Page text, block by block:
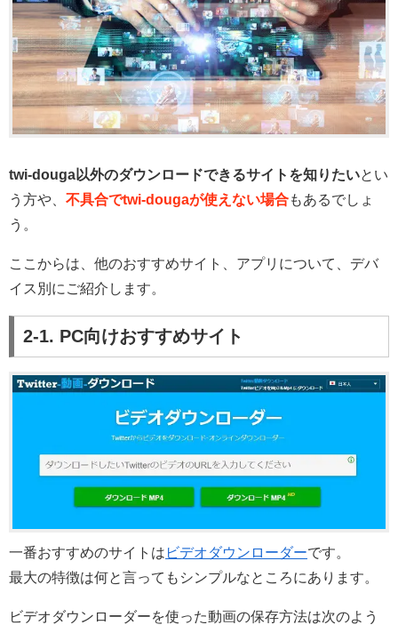
twi-douga以外のダウンロードできるサイトを知りたいとい
う方や、 不具合でtwi-dougaが使えない場合もあるでしょ
う。
ここからは、他のおすすめサイト、アプリについて、デバ
イス別にご紹介します。
2-1. PC向けおすすめサイト
一番おすすめのサイトは ビデオダウンローダーです。
最大の特徴は何と言ってもシンプルなところにあります。
ビデオダウンローダーを使った動画の保存方法は次のよう